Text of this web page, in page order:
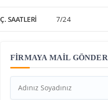
Ç. SAATLERI 7/24
FİRMAYA MAİL GÖNDER